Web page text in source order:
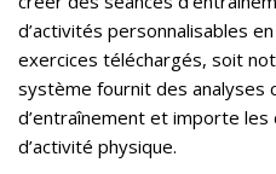
d’activités personnalisables
exercices téléchargés, soit
système fournit des analyses
d’entraînement et importe
d’activité physique.